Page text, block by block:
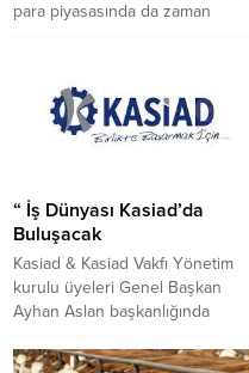
para piyasasında da zaman
piyasayı yakından takip
edenlerin de bildiği gib yapay
zeka coin’lerinin ilgi çektiği ve
“ İş Dünyası Kasiad’da
Buluşacak
Kasiad & Kasiad Vakfı Yönetim
kurulu üyeleri Genel Başkan
Ayhan Aslan başkanlığında
yönetim kurulu toplantısını